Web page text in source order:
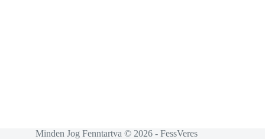
Minden Jog Fenntartva © 2026 - FessVeres